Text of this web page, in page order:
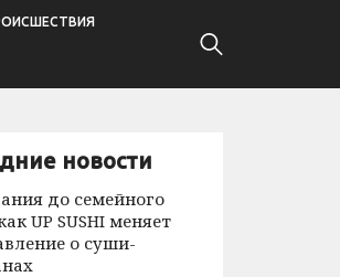
новости
до семейного
UP SUSHI меняет
о суши-